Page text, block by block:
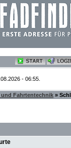
- 06:55.
Fahrtentechnik »